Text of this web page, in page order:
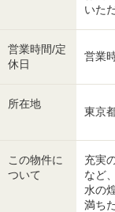
いた
営業時間/定
休日
営業
所在地
東京
この物件に
ついて
充実
など
水の
満ち